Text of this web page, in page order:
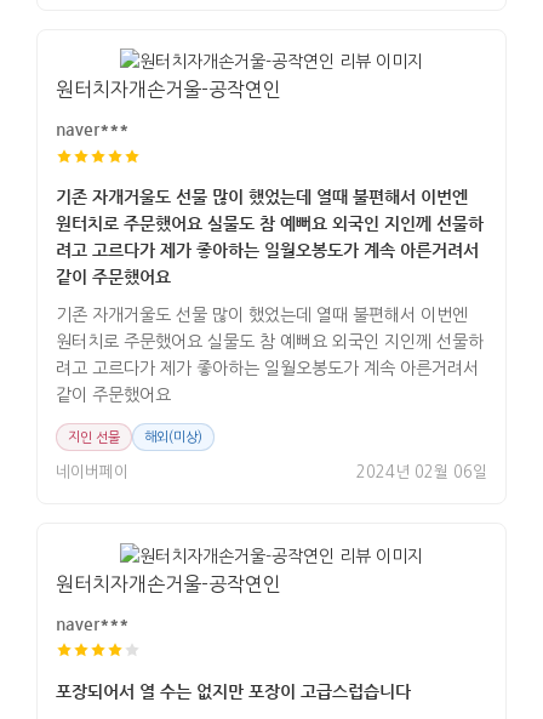
원터치자개손거울-공작연인
naver***
기존 자개거울도 선물 많이 했었는데 열때 불편해서 이번엔
원터치로 주문했어요 실물도 참 예뻐요 외국인 지인께 선물하
려고 고르다가 제가 좋아하는 일월오봉도가 계속 아른거려서
같이 주문했어요
기존 자개거울도 선물 많이 했었는데 열때 불편해서 이번엔
원터치로 주문했어요 실물도 참 예뻐요 외국인 지인께 선물하
려고 고르다가 제가 좋아하는 일월오봉도가 계속 아른거려서
같이 주문했어요
지인 선물 해외(미상)
네이버페이 2024년 02월 06일
원터치자개손거울-공작연인
naver***
포장되어서 열 수는 없지만 포장이 고급스럽습니다